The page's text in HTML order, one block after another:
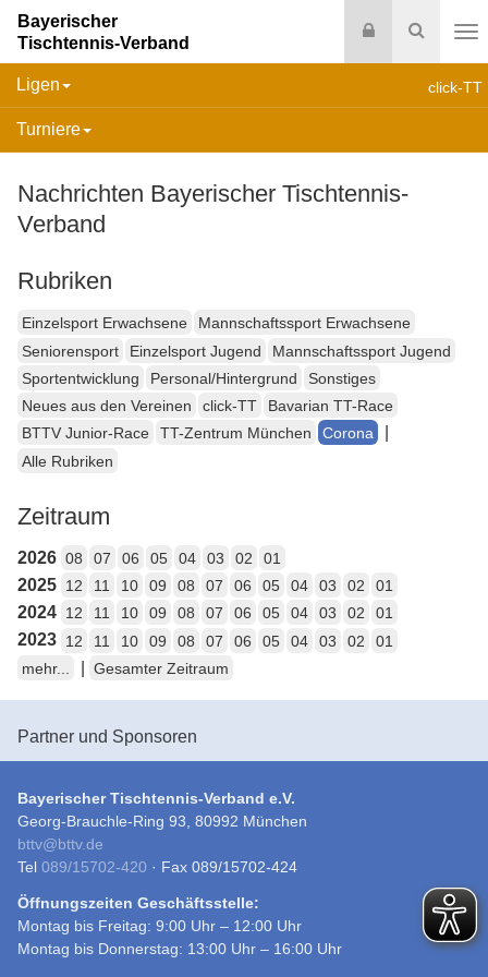
Suche
Login
Bayerischer
Tischtennis-Verband
click-TT
Ligen
Turniere
Nachrichten Bayerischer Tischtennis-
Verband
Rubriken
Einzelsport Erwachsene
Mannschaftssport Erwachsene
Seniorensport
Einzelsport Jugend
Mannschaftssport Jugend
Sportentwicklung
Personal/Hintergrund
Sonstiges
Neues aus den Vereinen
click-TT
Bavarian TT-Race
BTTV Junior-Race
TT-Zentrum München Corona
Alle Rubriken
Zeitraum
2026 08 07 06 05 04 03 02 01
2025 12 11 10 09 08 07 06 05 04 03 02 01
2024 12 11 10 09 08 07 06 05 04 03 02 01
2023 12 11 10 09 08 07 06 05 04 03 02
01
mehr...
Gesamter Zeitraum
Partner und Sponsoren
Bayerischer Tischtennis-Verband e.V.
Georg-Brauchle-Ring 93, 80992 München
bttv@bttv.de
Tel 089/15702-420 · Fax 089/15702-424
Öffnungszeiten Geschäftsstelle:
Montag bis Freitag: 9:00 Uhr – 12:00 Uhr
Montag bis Donnerstag: 13:00 Uhr – 16:00 Uhr